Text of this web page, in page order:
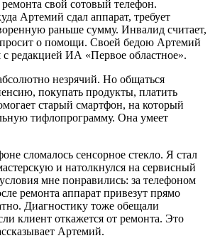
свой сотовый телефон.
Артемий сдал аппарат, требует
раньше сумму. Инвалид считает,
о помощи. Своей бедою Артемий
редакцией ИА «Первое областное».
незрячий. Но общаться
покупать продукты, платить
старый смартфон, на который
тифлопрограмму. Она умеет
сломалось сенсорное стекло. Я стал
и натолкнулся на сервисный
мне понравились: за телефоном
ремонта аппарат привезут прямо
Диагностику тоже обещали
клиент откажется от ремонта. Это
Артемий.